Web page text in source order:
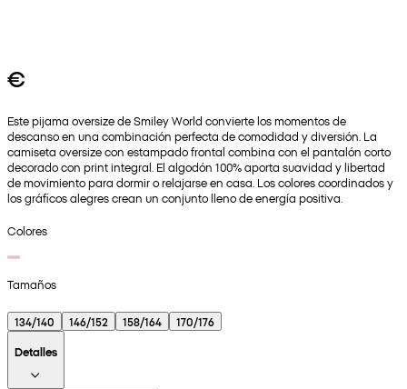
€
Este pijama oversize de Smiley World convierte los momentos de
descanso en una combinación perfecta de comodidad y diversión. La
camiseta oversize con estampado frontal combina con el pantalón corto
decorado con print integral. El algodón 100% aporta suavidad y libertad
de movimiento para dormir o relajarse en casa. Los colores coordinados y
los gráficos alegres crean un conjunto lleno de energía positiva.
Colores
Tamaños
134/140 146/152 158/164
170/176
Detalles